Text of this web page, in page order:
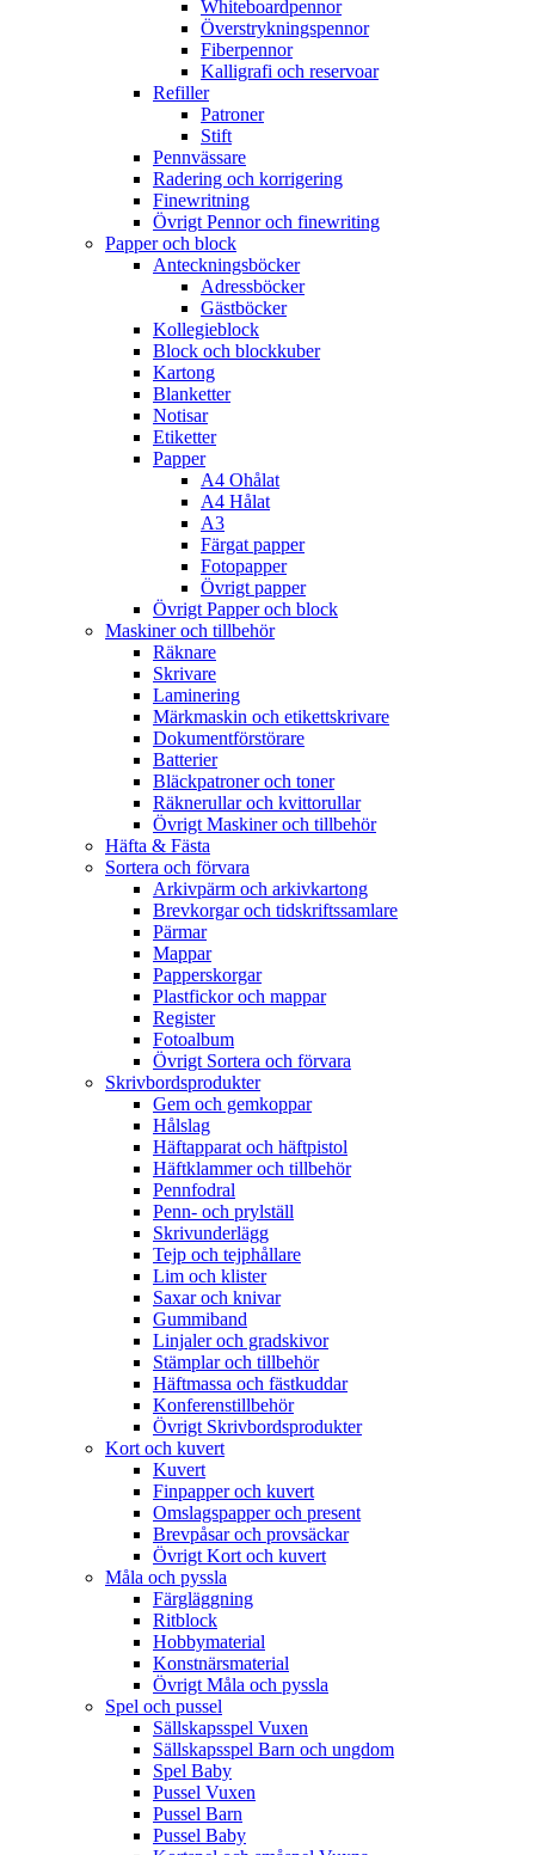
Whiteboardpennor
Överstrykningspennor
Fiberpennor
Kalligrafi och reservoar
Refiller
Patroner
Stift
Pennvässare
Radering och korrigering
Finewritning
Övrigt Pennor och finewriting
Papper och block
Anteckningsböcker
Adressböcker
Gästböcker
Kollegieblock
Block och blockkuber
Kartong
Blanketter
Notisar
Etiketter
Papper
A4 Ohålat
A4 Hålat
A3
Färgat papper
Fotopapper
Övrigt papper
Övrigt Papper och block
Maskiner och tillbehör
Räknare
Skrivare
Laminering
Märkmaskin och etikettskrivare
Dokumentförstörare
Batterier
Bläckpatroner och toner
Räknerullar och kvittorullar
Övrigt Maskiner och tillbehör
Häfta & Fästa
Sortera och förvara
Arkivpärm och arkivkartong
Brevkorgar och tidskriftssamlare
Pärmar
Mappar
Papperskorgar
Plastfickor och mappar
Register
Fotoalbum
Övrigt Sortera och förvara
Skrivbordsprodukter
Gem och gemkoppar
Hålslag
Häftapparat och häftpistol
Häftklammer och tillbehör
Pennfodral
Penn- och prylställ
Skrivunderlägg
Tejp och tejphållare
Lim och klister
Saxar och knivar
Gummiband
Linjaler och gradskivor
Stämplar och tillbehör
Häftmassa och fästkuddar
Konferenstillbehör
Övrigt Skrivbordsprodukter
Kort och kuvert
Kuvert
Finpapper och kuvert
Omslagspapper och present
Brevpåsar och provsäckar
Övrigt Kort och kuvert
Måla och pyssla
Färgläggning
Ritblock
Hobbymaterial
Konstnärsmaterial
Övrigt Måla och pyssla
Spel och pussel
Sällskapsspel Vuxen
Sällskapsspel Barn och ungdom
Spel Baby
Pussel Vuxen
Pussel Barn
Pussel Baby